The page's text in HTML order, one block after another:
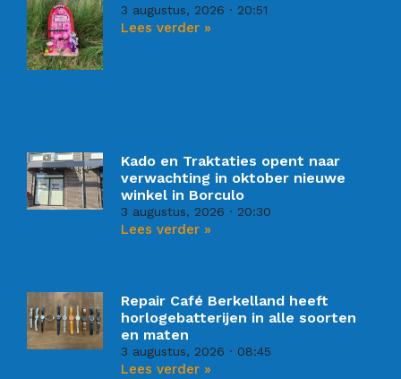
3 augustus, 2026 20:51
Lees verder »
Kado en Traktaties opent naar
verwachting in oktober nieuwe
winkel in Borculo
3 augustus, 2026 20:30
Lees verder »
Repair Café Berkelland heeft
horlogebatterijen in alle soorten
en maten
3 augustus, 2026 08:45
Lees verder »